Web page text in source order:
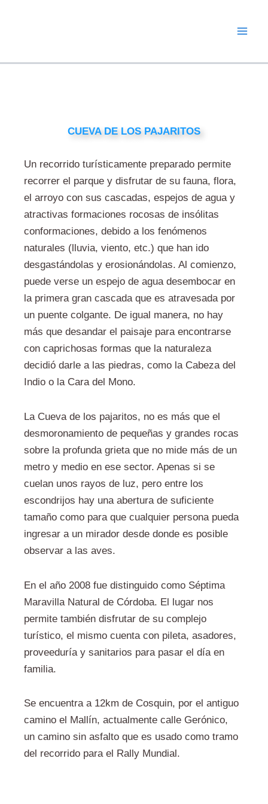
CUEVA DE LOS PAJARITOS
Un recorrido turísticamente preparado permite
recorrer el parque y disfrutar de su fauna, flora,
el arroyo con sus cascadas, espejos de agua y
atractivas formaciones rocosas de insólitas
conformaciones, debido a los fenómenos
naturales (lluvia, viento, etc.) que han ido
desgastándolas y erosionándolas. Al comienzo,
puede verse un espejo de agua desembocar en
la primera gran cascada que es atravesada por
un puente colgante. De igual manera, no hay
más que desandar el paisaje para encontrarse
con caprichosas formas que la naturaleza
decidió darle a las piedras, como la Cabeza del
Indio o la Cara del Mono.
La Cueva de los pajaritos, no es más que el
desmoronamiento de pequeñas y grandes rocas
sobre la profunda grieta que no mide más de un
metro y medio en ese sector. Apenas si se
cuelan unos rayos de luz, pero entre los
escondrijos hay una abertura de suficiente
tamaño como para que cualquier persona pueda
ingresar a un mirador desde donde es posible
observar a las aves.
En el año 2008 fue distinguido como Séptima
Maravilla Natural de Córdoba. El lugar nos
permite también disfrutar de su complejo
turístico, el mismo cuenta con pileta, asadores,
proveeduría y sanitarios para pasar el día en
familia.
Se encuentra a 12km de Cosquin, por el antiguo
camino el Mallín, actualmente calle Gerónico,
un camino sin asfalto que es usado como tramo
del recorrido para el Rally Mundial.